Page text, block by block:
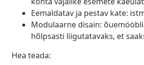
Eemaldatav ja pestav kate:
Modulaarne disain:
hõlpsasti liigutatavaks, et
Hea teada: